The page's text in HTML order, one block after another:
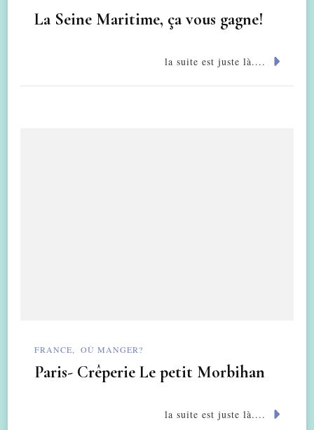
La Seine Maritime, ça vous gagne!
la suite est juste là....
FRANCE OÙ MANGER?
Paris- Crêperie Le petit Morbihan
la suite est juste là....